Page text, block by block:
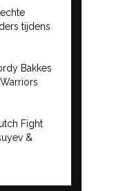
tijdens
Bakkes
Fight
&